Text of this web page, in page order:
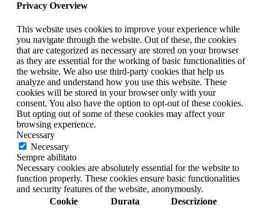
Privacy Overview
This website uses cookies to improve your experience while
you navigate through the website. Out of these, the cookies
that are categorized as necessary are stored on your browser
as they are essential for the working of basic functionalities of
the website. We also use third-party cookies that help us
analyze and understand how you use this website. These
cookies will be stored in your browser only with your
consent. You also have the option to opt-out of these cookies.
But opting out of some of these cookies may affect your
browsing experience.
Necessary
Necessary
Sempre abilitato
Necessary cookies are absolutely essential for the website to
function properly. These cookies ensure basic functionalities
and security features of the website, anonymously.
Cookie
Durata Descrizione